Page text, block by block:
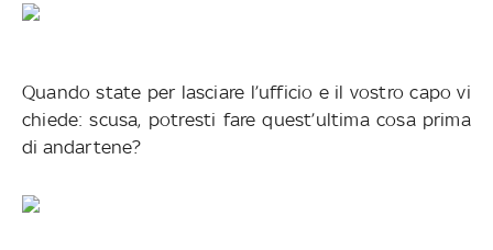
Quando state per lasciare l’ufficio e il vostro capo vi
chiede: scusa, potresti fare quest’ultima cosa prima
di andartene?